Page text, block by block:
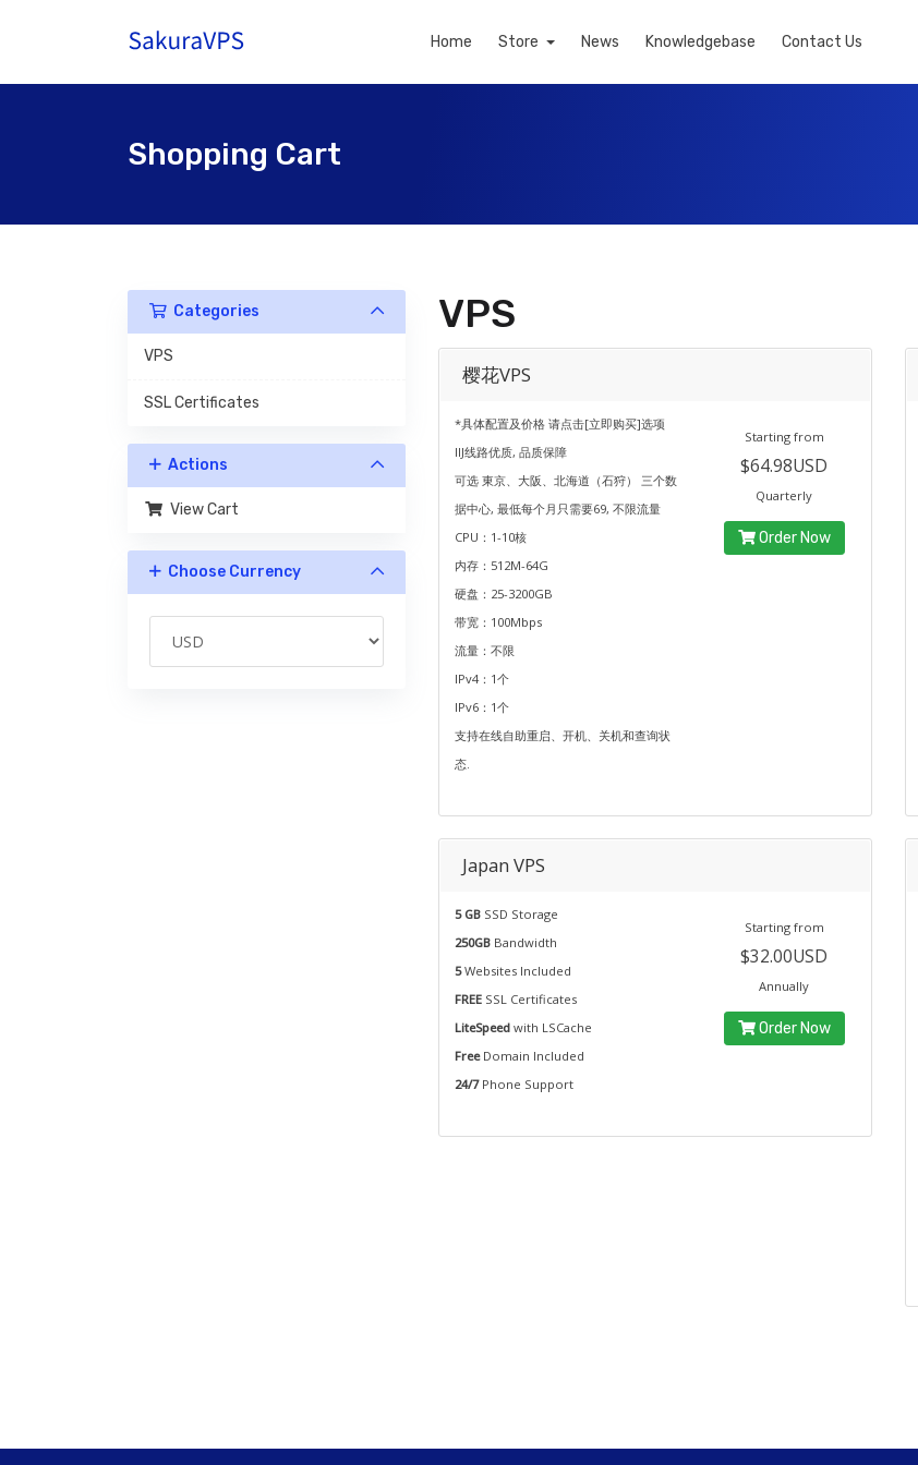
Home Store News Knowledgebase Contact Us
Shopping Cart
Categories
VPS
SSL Certificates
Actions
View Cart
Choose Currency
VPS
樱花VPS
*具体配置及价格 请点击[立即购买]选项
IIJ线路优质, 品质保障
可选 東京、大阪、北海道（石狩） 三个数
据中心, 最低每个月只需要69, 不限流量
CPU：1-10核
内存：512M-64G
硬盘：25-3200GB
带宽：100Mbps
流量：不限
IPv4：1个
IPv6：1个
支持在线自助重启、开机、关机和查询状
态.
Starting from
$64.98USD
Quarterly
Order Now
Japan VPS
5 GB SSD Storage
250GB Bandwidth
5Websites Included
FREE SSL Certificates
LiteSpeed with LSCache
FreeDomain Included
24/7 Phone Support
Starting from
$32.00USD
Annually
Order Now